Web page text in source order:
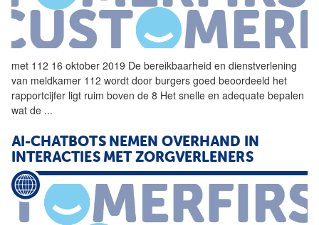
met 112 16 oktober 2019 De bereikbaarheid en dienstverlening
van meldkamer 112 wordt door burgers goed beoordeeld het
rapportcijfer ligt ruim boven de 8 Het snelle en adequate bepalen
wat de ...
AI-CHATBOTS NEMEN OVERHAND IN
INTERACTIES METZORGVERLENERS